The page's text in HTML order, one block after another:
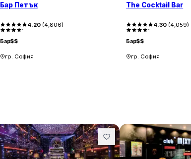
Бар Петък
4.20(4,806)
Бар$$
гр. София
The Cocktail Bar
4.30 (4,059)
Бар$$
гр. София